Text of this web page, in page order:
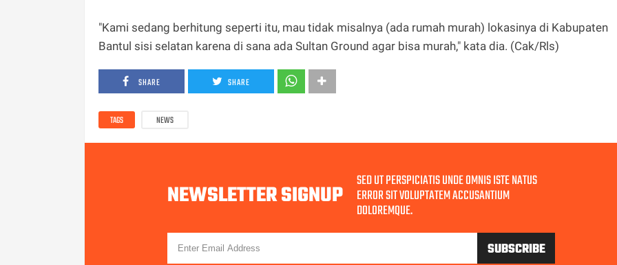
"Kami sedang berhitung seperti itu, mau tidak misalnya (ada rumah murah) lokasinya di Kabupaten
Bantul sisi selatan karena di sana ada Sultan Ground agar bisa murah," kata dia. (Cak/Rls)
SHARE SHARE
TAGS NEWS
NEWSLETTER SIGNUP SED UT PERSPICIATIS UNDE OMNIS ISTE NATUS
ERROR SIT VOLUPTATEM ACCUSANTIUM
DOLOREMQUE.